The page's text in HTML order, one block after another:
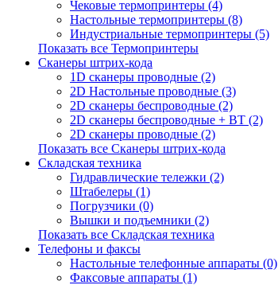
Чековые термопринтеры (4)
Настольные термопринтеры (8)
Индустриальные термопринтеры (5)
Показать все Термопринтеры
Сканеры штрих-кода
1D сканеры проводные (2)
2D Настольные проводные (3)
2D сканеры беспроводные (2)
2D сканеры беспроводные + BT (2)
2D сканеры проводные (2)
Показать все Сканеры штрих-кода
Складская техника
Гидравлические тележки (2)
Штабелеры (1)
Погрузчики (0)
Вышки и подъемники (2)
Показать все Складская техника
Телефоны и факсы
Настольные телефонные аппараты (0)
Факсовые аппараты (1)